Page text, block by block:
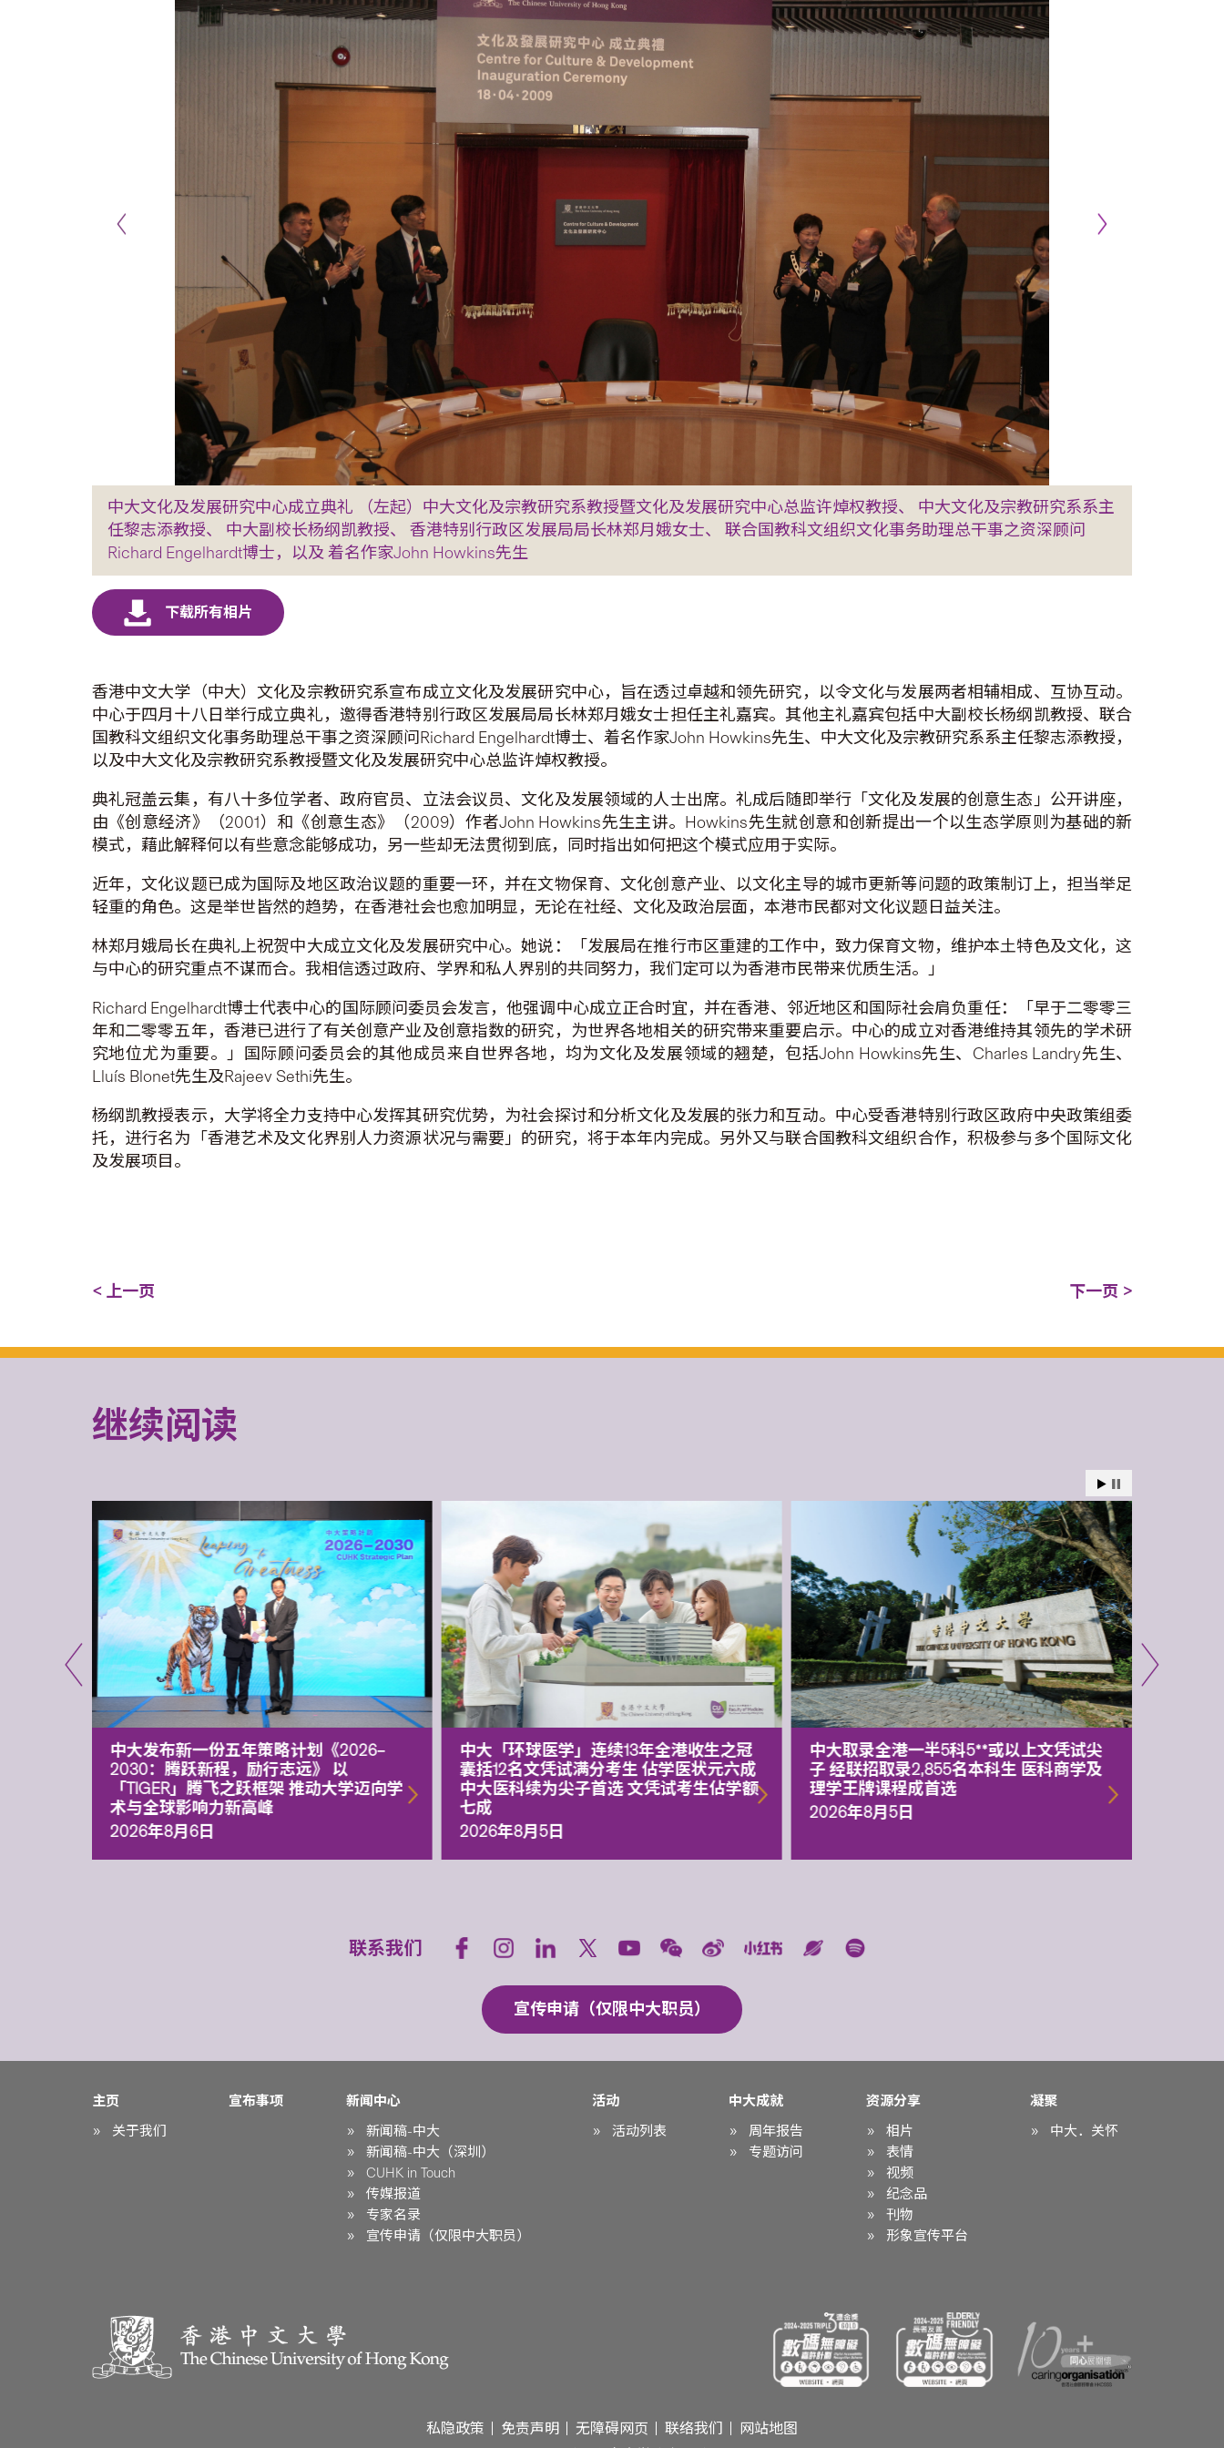
中大文化及发展研究中心成立典礼 （左起）中大文化及宗教研究系教授暨文化及发展研究中心总监许焯权教授、 中大文化及宗教研究系系主
任黎志添教授、 中大副校长杨纲凯教授、 香港特别行政区发展局局长林郑月娥女士、 联合国教科文组织文化事务助理总干事之资深顾问
Richard Engelhardt博士，以及 着名作家John Howkins先生
香港中文大学（中大）文化及宗教研究系宣布成立文化及发展研究中心，旨在透过卓越和领先研究，以令文化与发展两者相辅相成、互协互动。
中心于四月十八日举行成立典礼，邀得香港特别行政区发展局局长林郑月娥女士担任主礼嘉宾。其他主礼嘉宾包括中大副校长杨纲凯教授、联合
国教科文组织文化事务助理总干事之资深顾问Richard Engelhardt博士、着名作家John Howkins先生、中大文化及宗教研究系系主任黎志添教授，
以及中大文化及宗教研究系教授暨文化及发展研究中心总监许焯权教授。
典礼冠盖云集，有八十多位学者、政府官员、立法会议员、文化及发展领域的人士出席。礼成后随即举行「文化及发展的创意生态」公开讲座，
由《创意经济》（2001）和《创意生态》（2009）作者John Howkins先生主讲。Howkins先生就创意和创新提出一个以生态学原则为基础的新
模式，藉此解释何以有些意念能够成功，另一些却无法贯彻到底，同时指出如何把这个模式应用于实际。
近年，文化议题已成为国际及地区政治议题的重要一环，并在文物保育、文化创意产业、以文化主导的城市更新等问题的政策制订上，担当举足
轻重的角色。这是举世皆然的趋势，在香港社会也愈加明显，无论在社经、文化及政治层面，本港市民都对文化议题日益关注。
林郑月娥局长在典礼上祝贺中大成立文化及发展研究中心。她说：「发展局在推行市区重建的工作中，致力保育文物，维护本土特色及文化，这
与中心的研究重点不谋而合。我相信透过政府、学界和私人界别的共同努力，我们定可以为香港市民带来优质生活。」
Richard Engelhardt博士代表中心的国际顾问委员会发言，他强调中心成立正合时宜，并在香港、邻近地区和国际社会肩负重任：「早于二零零三
年和二零零五年，香港已进行了有关创意产业及创意指数的研究，为世界各地相关的研究带来重要启示。中心的成立对香港维持其领先的学术研
究地位尤为重要。」国际顾问委员会的其他成员来自世界各地，均为文化及发展领域的翘楚，包括John Howkins先生、Charles Landry先生、
Lluís Blonet先生及Rajeev Sethi先生。
杨纲凯教授表示，大学将全力支持中心发挥其研究优势，为社会探讨和分析文化及发展的张力和互动。中心受香港特别行政区政府中央政策组委
托，进行名为「香港艺术及文化界别人力资源状况与需要」的研究，将于本年内完成。另外又与联合国教科文组织合作，积极参与多个国际文化
及发展项目。
< 上一页 下一页 >
继续阅读
中大发布新一份五年策略计划《2026‒
2030：腾跃新程，励行志远》 以
「TIGER」腾飞之跃框架 推动大学迈向学
术与全球影响力新高峰
2026年8月6日
中大「环球医学」连续13年全港收生之冠
囊括12名文凭试满分考生 佔学医状元六成
中大医科续为尖子首选 文凭试考生佔学额
七成
2026年8月5日
中大取录全港一半5科5**或以上文凭试尖
子 经联招取录2,855名本科生 医科商学及
理学王牌课程成首选
2026年8月5日
联系我们
宣传申请（仅限中大职员）
主页
关于我们
宣布事项
新闻中心
新闻稿-中大
新闻稿-中大（深圳）
CUHK in Touch
传媒报道
专家名录
宣传申请（仅限中大职员）
活动
活动列表
中大成就
周年报告
专题访问
资源分享
相片
表情
视频
纪念品
刊物
形象宣传平台
凝聚
中大．关怀
私隐政策 免责声明 无障碍网页 联络我们
网站地图